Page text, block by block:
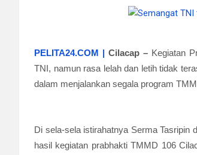
PELITA24.COM | Cilacap – Kegiatan
TNI, namun rasa lelah dan letih tidak
dalam menjalankan segala program
Di sela-sela istirahatnya Serma Tasripin
hasil kegiatan prabhakti TMMD 106